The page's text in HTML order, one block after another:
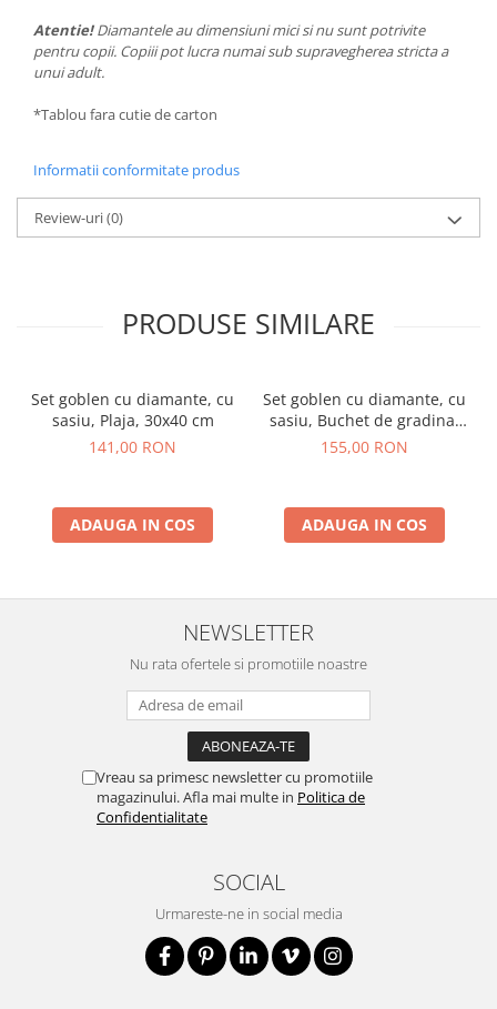
Atentie!Diamantele au dimensiuni mici si nu sunt potrivite
pentru copii. Copiii pot lucra numai sub supravegherea stricta a
unui adult.
*Tablou fara cutie de carton
Informatii conformitate produs
Review-uri(0)
PRODUSE SIMILARE
Set goblen cu diamante, cu
sasiu, Plaja, 30x40 cm
141,00 RON
ADAUGA IN COS
Set goblen cu diamante, cu
sasiu, Buchet de gradina,
40x50 cm
155,00 RON
ADAUGA IN COS
NEWSLETTER
Nu rata ofertele si promotiile noastre
Vreau sa primesc newsletter cu promotiile
magazinului. Afla mai multe in Politica de
Confidentialitate
SOCIAL
Urmareste-ne in social media